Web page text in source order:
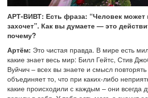
АРТ-ВИВТ: Есть фраза: “Человек может
захочет”. Как вы думаете — это
почему?
Артём: Это чистая правда. В мире есть
какие знает весь мир: Билл Гейтс, Стив
Вуйчич – всех вы знаете и смысл
объединяет то, что при каких-либо
какие происходили с каждым – они всегда